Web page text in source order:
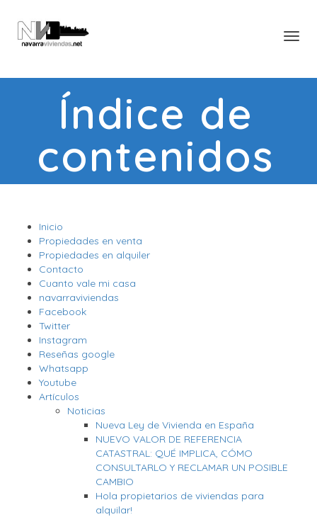
Índice de
contenidos
Inicio
Propiedades en venta
Propiedades en alquiler
Contacto
Cuanto vale mi casa
navarraviviendas
Facebook
Twitter
Instagram
Reseñas google
Whatsapp
Youtube
Artículos
Noticias
Nueva Ley de Vivienda en España
NUEVO VALOR DE REFERENCIA
CATASTRAL: QUÉ IMPLICA, CÓMO
CONSULTARLO Y RECLAMAR UN POSIBLE
CAMBIO
Hola propietarios de viviendas para
alquilar!